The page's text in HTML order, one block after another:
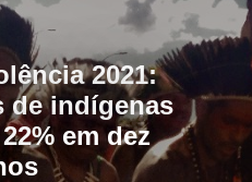
2021:
de indígenas
em dez